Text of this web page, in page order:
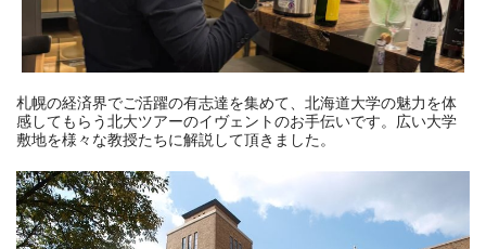
札幌の経済界でご活躍の有志達を集めて、北海道大学の魅力を体
感してもらう北大ツアーのイヴェントのお手伝いです。広い大学
敷地を様々な教授たちに解説して頂きました。